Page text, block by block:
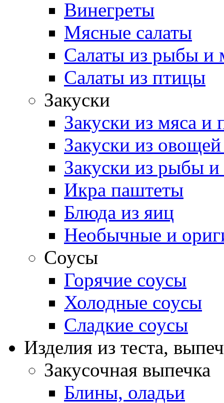
Винегреты
Мясные салаты
Салаты из рыбы и
Салаты из птицы
Закуски
Закуски из мяса и
Закуски из
Закуски из рыбы
Икра паштеты
Блюда из яиц
Необычные и
Соусы
Горячие соусы
Холодные соусы
Сладкие соусы
Изделия из теста,
Закусочная выпечка
Блины, оладьи